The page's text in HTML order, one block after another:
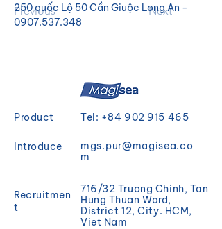
Previous Next
250 quốc Lộ 50 Cần Giuộc Long An -
0907.537.348
Product Tel: +84 902 915 465
Introduce
mgs.pur@magisea.co
m
Recruitmen
t
716/32 Truong Chinh, Tan
Hung Thuan Ward,
District 12, City. HCM,
Viet Nam